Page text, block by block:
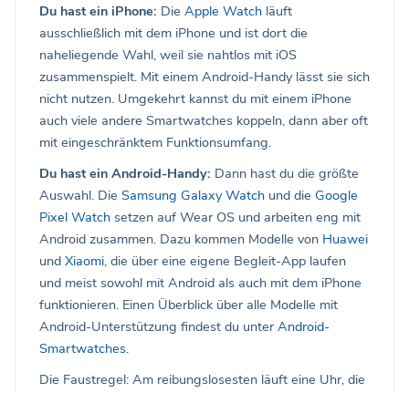
Du hast ein iPhone: Die Apple Watch läuft
ausschließlich mit dem iPhone und ist dort die
naheliegende Wahl, weil sie nahtlos mit iOS
zusammenspielt. Mit einem Android-Handy lässt sie sich
nicht nutzen. Umgekehrt kannst du mit einem iPhone
auch viele andere Smartwatches koppeln, dann aber oft
mit eingeschränktem Funktionsumfang.
Du hast ein Android-Handy: Dann hast du die größte
Auswahl. Die Samsung Galaxy Watch und die Google
Pixel Watch setzen auf Wear OS und arbeiten eng mit
Android zusammen. Dazu kommen Modelle von Huawei
und Xiaomi, die über eine eigene Begleit-App laufen
und meist sowohl mit Android als auch mit dem iPhone
funktionieren. Einen Überblick über alle Modelle mit
Android-Unterstützung findest du unter Android-
Smartwatches.
Die Faustregel: Am reibungslosesten läuft eine Uhr, die